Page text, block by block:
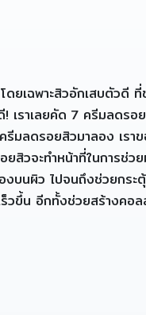
เฉพาะสิวอักเสบตัวดี
าเลยคัด 7 ครีมลดรอย
มลดรอยสิวมาลอง เรา
จะทำหน้าที่ในการช่วย
นผิว ไปจนถึงช่วยกระตุ้
วขึ้น อีกทั้งช่วยสร้างคอ